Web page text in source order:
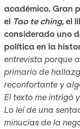
académico. Gran
el Tao te ching, el
considerado uno
política en la
entrevista porque
primario de
reconfortante y
El texto me intrigó
Lo leí de una
minucias de la